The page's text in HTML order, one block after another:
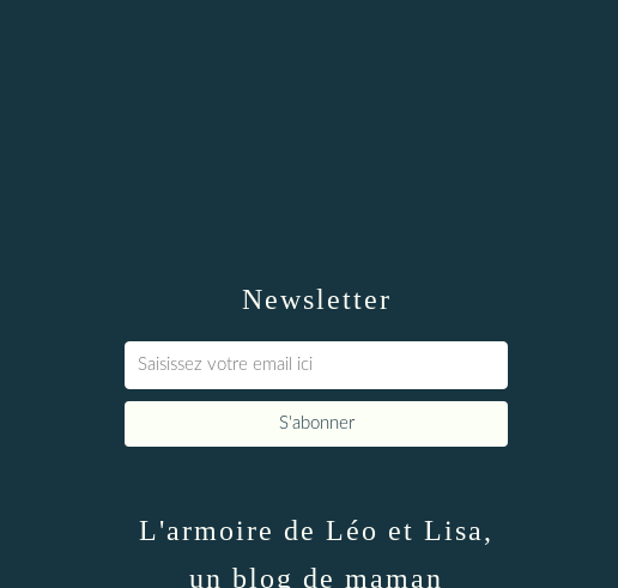
Newsletter
L'armoire de Léo et Lisa,
un blog de maman